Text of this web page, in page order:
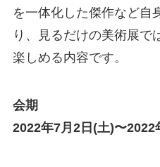
を一体化した傑作など自
り、見るだけの美術展で
楽しめる内容です。
会期
2022年7月2日(土)〜2022